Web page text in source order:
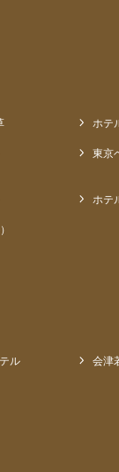
ホテ
東京
ホテ
ル 会津